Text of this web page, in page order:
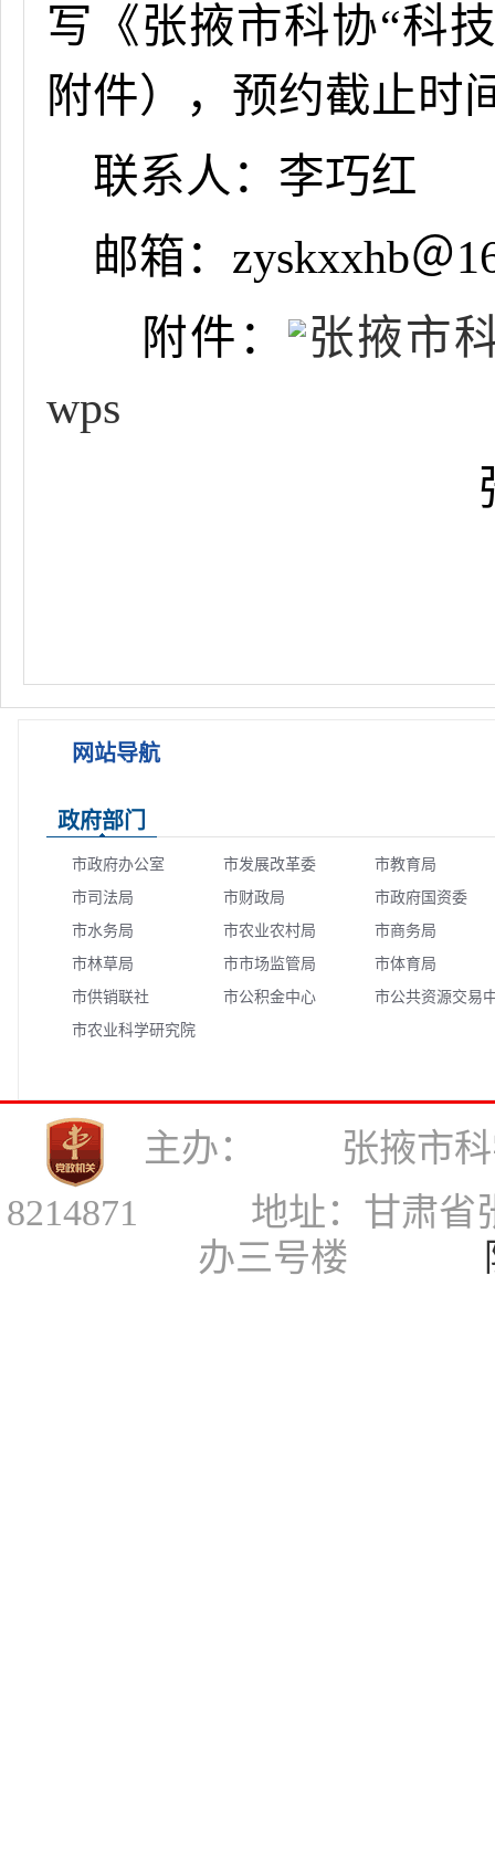
写《张掖市科协“科
附件），预约截止时
联系人： 李巧红
邮箱： zyskxxhb＠
附件：
张掖市
wps
网站导航
政府部门
市政府办公室 市发展改革委
市教育局
市司法局
市财政局
市政府国资委
市水务局
市农业农村局
市商务局
市林草局
市市场监管局
市体育局
市供销联社
市公积金中心
市公共资源交易
市农业科学研究院
主办： 张掖市
8214871 地址：甘肃省张
办三号楼